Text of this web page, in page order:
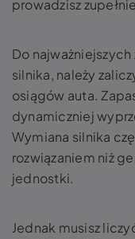
prowadzisz
Do
silnika, należy
osiągów auta.
dynamiczniej
Wymiana silnika
rozwiązaniem niż
jednostki.
Jednak musisz